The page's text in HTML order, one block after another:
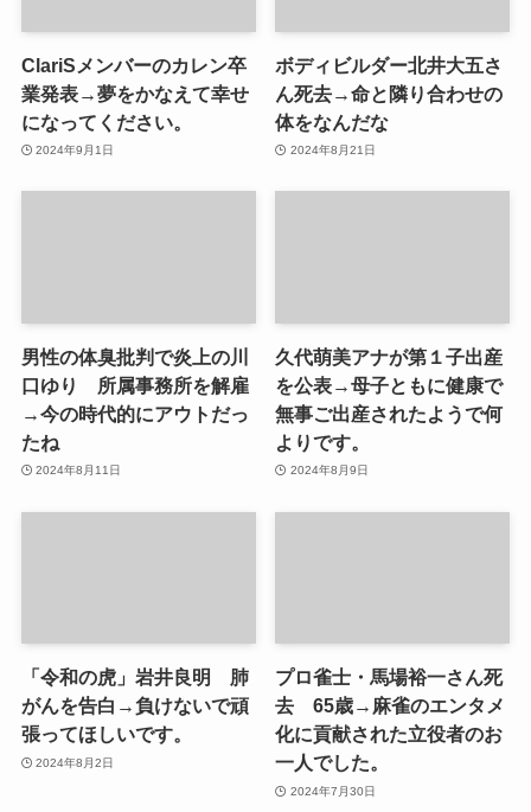
ClariSメンバーのカレン卒
業発表→夢をかなえて幸せ
になってください。
2024年9月1日
ボディビルダー北井大五さ
ん死去→命と隣り合わせの
体をなんだな
2024年8月21日
男性の体臭批判で炎上の川
口ゆり 所属事務所を解雇
→今の時代的にアウトだっ
たね
2024年8月11日
久代萌美アナが第１子出産
を公表→母子ともに健康で
無事ご出産されたようで何
よりです。
2024年8月9日
「令和の虎」岩井良明 肺
がんを告白→負けないで頑
張ってほしいです。
2024年8月2日
プロ雀士・馬場裕一さん死
去 65歳→麻雀のエンタメ
化に貢献された立役者のお
一人でした。
2024年7月30日